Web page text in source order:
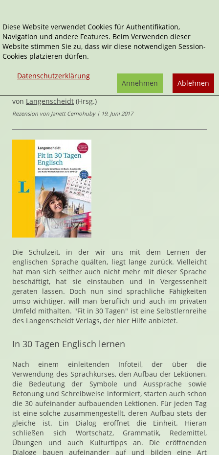
Home Sachbücher Englisch
Fit in 30 Tagen
Englisch
von Langenscheidt (Hrsg.)
Rezension von Janett Cernohuby | 19. Juni 2017
Die Schulzeit, in der wir uns mit dem Lernen der
englischen Sprache quälten, liegt lange zurück. Vielleicht
hat man sich seither auch nicht mehr mit dieser Sprache
beschäftigt, hat sie einstauben und in Vergessenheit
geraten lassen. Doch nun sind sprachliche Fähigkeiten
umso wichtiger, will man beruflich und auch im privaten
Umfeld mithalten. "Fit in 30 Tagen" ist eine Selbstlernreihe
des Langenscheidt Verlags, der hier Hilfe anbietet.
In 30 Tagen Englisch lernen
Nach einem einleitenden Infoteil, der über die
Verwendung des Sprachkurses, den Aufbau der Lektionen,
die Bedeutung der Symbole und Aussprache sowie
Betonung und Schreibweise informiert, starten auch schon
die 30 aufeinander aufbauenden Lektionen. Für jeden Tag
ist eine solche zusammengestellt, deren Aufbau stets der
gleiche ist. Ein Dialog eröffnet die Einheit. Hieran
schließen sich Wortschatz, Grammatik, Redemittel,
Übungen und auch Kulturtipps an. Die eröffnenden
Dialoge bauen aufeinander auf und bilden eine Art
Diese Website verwendet Cookies für Authentifikation,
Navigation und andere Features. Beim Verwenden dieser
Website stimmen Sie zu, dass wir diese notwendigen Session-
Cookies platzieren dürfen.
Datenschutzerklärung
Ablehnen
Annehmen